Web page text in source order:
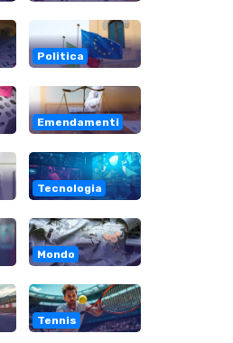
Politica
Emendamenti
Tecnologia
Mondo
Tennis